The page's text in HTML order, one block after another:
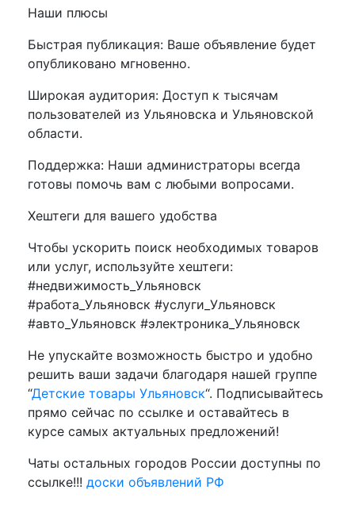
Наши плюсы
Быстрая публикация: Ваше объявление будет
опубликовано мгновенно.
Широкая аудитория: Доступ к тысячам
пользователей из Ульяновска и Ульяновской
области.
Поддержка: Наши администраторы всегда
готовы помочь вам с любыми вопросами.
Хештеги для вашего удобства
Чтобы ускорить поиск необходимых товаров
или услуг, используйте хештеги:
#недвижимость_Ульяновск
#работа_Ульяновск #услуги_Ульяновск
#авто_Ульяновск #электроника_Ульяновск
Не упускайте возможность быстро и удобно
решить ваши задачи благодаря нашей группе
“Детские товары Ульяновск“. Подписывайтесь
прямо сейчас по ссылке и оставайтесь в
курсе самых актуальных предложений!
Чаты остальных городов России доступны по
ссылке!!! доски объявлений РФ